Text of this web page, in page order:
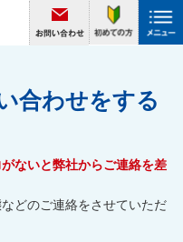
合わせをする
がないと弊社からご連絡を差
どのご連絡をさせていただ